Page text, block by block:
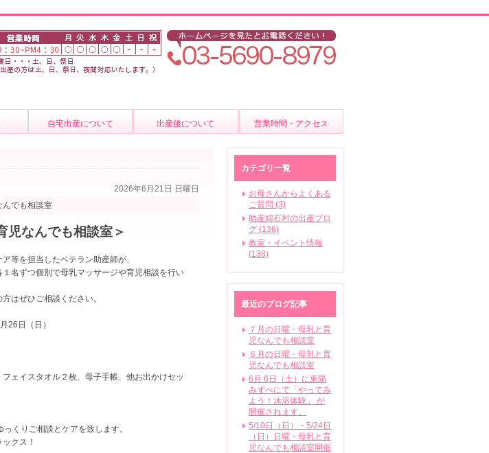
自宅出産について 出産後について 営業時間・アクセス
2026年6月21日 日曜日
んでも相談室
児なんでも相談室＞
等を担当したベテラン助産師が、
１名ずつ個別で母乳マッサージや育児相談を行い
はぜひご相談ください。
26日（日）
ェイスタオル２枚、母子手帳、他お出かけセッ
くりご相談とケアを致します。
クス！
カテゴリ一覧
お母さんからよくある
ご質問 (3)
助産婦石村の出産ブロ
グ (136)
教室・イベント情報
(138)
最近のブログ記事
７月の日曜・母乳と育
児なんでも相談室
６月の日曜・母乳と育
児なんでも相談室
6月 6日（土）に東陽
みずべにて「やってみ
よう！沐浴体験」 が
開催されます。
5/10日（日）・5/24日
（日）日曜・母乳と育
児なんでも相談室開催